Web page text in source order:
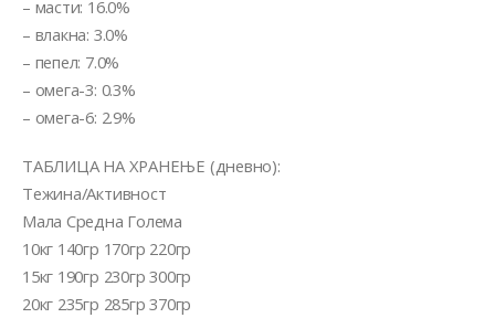
– масти: 16.0%
– влакна: 3.0%
– пепел: 7.0%
– омега-3: 0.3%
– омега-6: 2.9%
ТАБЛИЦА НА ХРАНЕЊЕ (дневно):
Тежина/Активност
Мала Средна Голема
10кг 140гр 170гр 220гр
15кг 190гр 230гр 300гр
20кг 235гр 285гр 370гр